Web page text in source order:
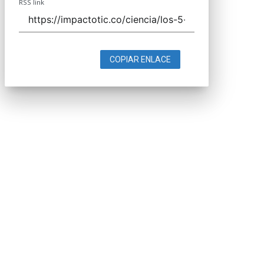
RSS link
COPIAR ENLACE